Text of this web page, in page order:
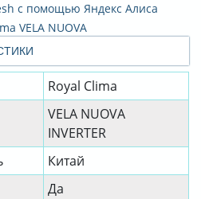
Royal Clima
VELA NUOVA
INVERTER
Китай
Да
с помощью Яндекс Алиса
VELA NUOVA